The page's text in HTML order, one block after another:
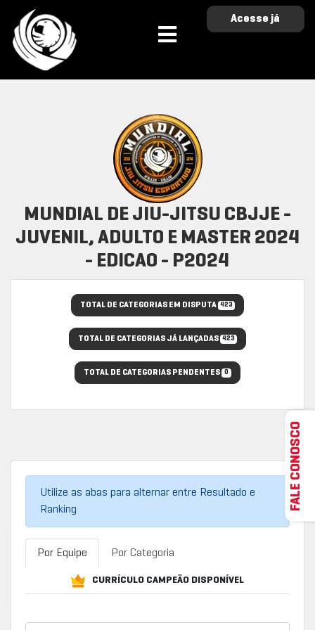
Acesse já
MUNDIAL DE JIU-JITSU CBJJE -
JUVENIL, ADULTO E MASTER 2024
- EDICAO - P2024
TOTAL DE CATEGORIAS EM DISPUTA 423
TOTAL DE CATEGORIAS JÁ LANÇADAS 423
TOTAL DE CATEGORIAS PENDENTES 0
Utilize as abas para alternar entre Resultado e
Ranking
Por Equipe Por Categoria
CURRÍCULO CAMPEÃO DISPONÍVEL
FALE CONOSCO